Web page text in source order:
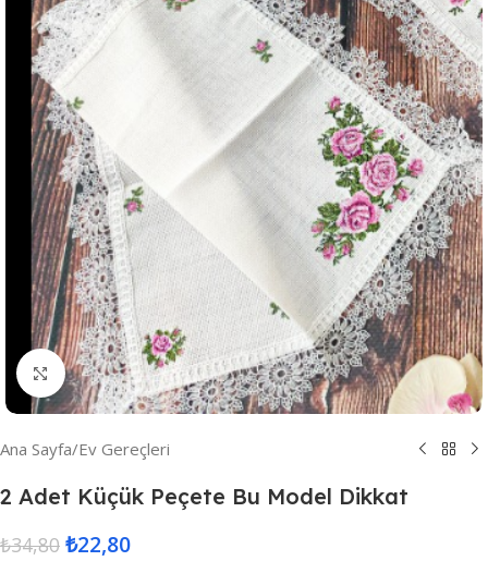
Resmi Büyüt
Ana Sayfa/Ev Gereçleri
2 Adet Küçük Peçete Bu Model Dikkat
₺34,80 ₺22,80